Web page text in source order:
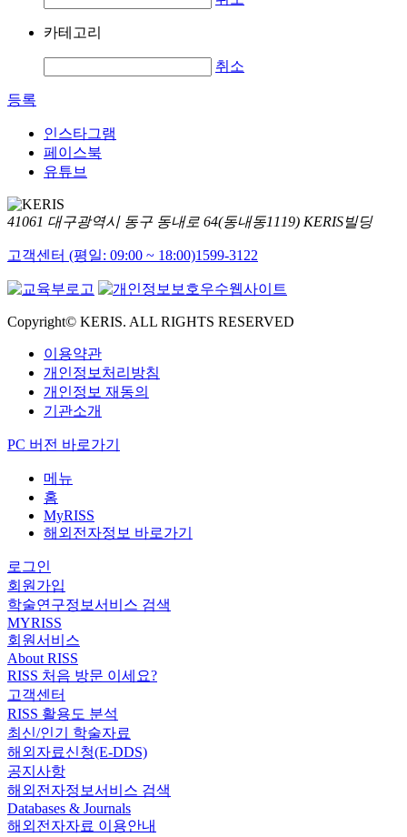
카테고리
취소
등록
인스타그램
페이스북
유튜브
41061 대구광역시 동구 동내로 64(동내동1119) KERIS빌딩
고객센터 (평일: 09:00 ~ 18:00)1599-3122
Copyright© KERIS. ALL RIGHTS RESERVED
이용약관
개인정보처리방침
개인정보 재동의
기관소개
PC 버전 바로가기
메뉴
홈
MyRISS
해외전자정보 바로가기
로그인
회원가입
학술연구정보서비스 검색
MYRISS
회원서비스
About RISS
RISS 처음 방문 이세요?
고객센터
RISS 활용도 분석
최신/인기 학술자료
해외자료신청(E-DDS)
공지사항
해외전자정보서비스 검색
Databases & Journals
해외전자자료 이용안내